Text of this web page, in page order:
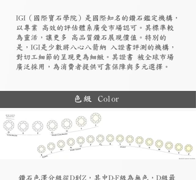
​IGI（國際寶石學院）是國際知名的鑽石鑑定機構，
以專業 高效的評估體系廣受市場認可。其標準較
為靈活，讓更多 高品質鑽石展現價值。特別的
是，IGI是少數將八心八箭納 入證書評測的機構，
對切工細節的呈現更為細緻。其證書 被全球市場
廣泛採用，為消費者提供可靠保障與多元選擇。
色級 Color
鑽石色澤分級從D到Z，其中D-F級為無色，D級最